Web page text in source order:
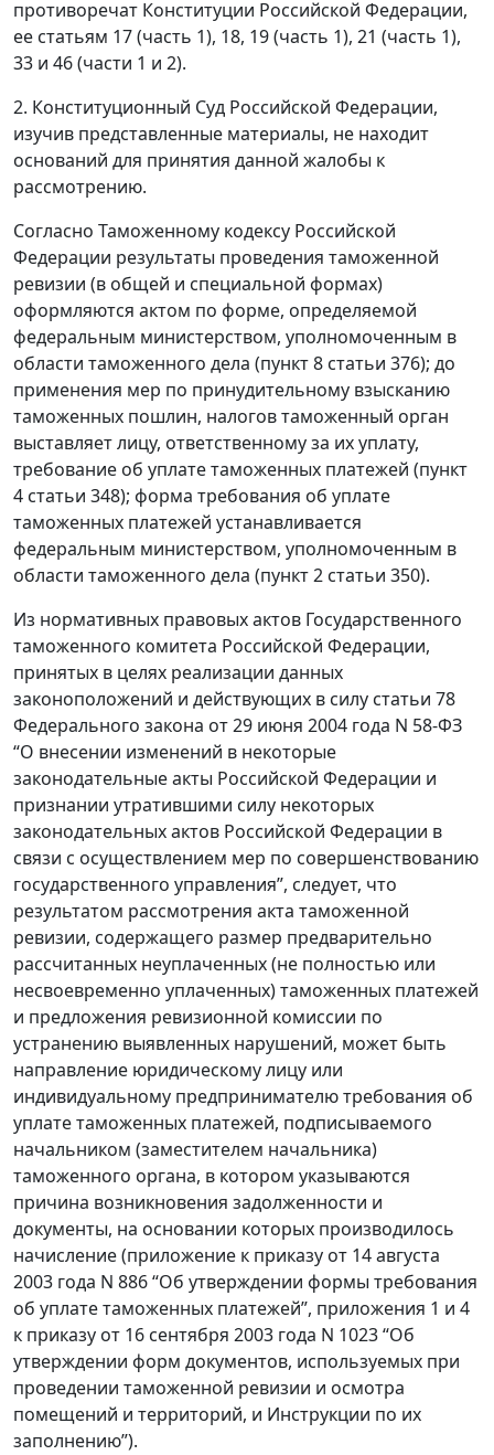
противоречат Конституции Российской Федерации,
ее статьям 17 (часть 1), 18, 19 (часть 1), 21 (часть 1),
33 и 46 (части 1 и 2).
2. Конституционный Суд Российской Федерации,
изучив представленные материалы, не находит
оснований для принятия данной жалобы к
рассмотрению.
Согласно Таможенному кодексу Российской
Федерации результаты проведения таможенной
ревизии (в общей и специальной формах)
оформляются актом по форме, определяемой
федеральным министерством, уполномоченным в
области таможенного дела (пункт 8 статьи 376); до
применения мер по принудительному взысканию
таможенных пошлин, налогов таможенный орган
выставляет лицу, ответственному за их уплату,
требование об уплате таможенных платежей (пункт
4 статьи 348); форма требования об уплате
таможенных платежей устанавливается
федеральным министерством, уполномоченным в
области таможенного дела (пункт 2 статьи 350).
Из нормативных правовых актов Государственного
таможенного комитета Российской Федерации,
принятых в целях реализации данных
законоположений и действующих в силу статьи 78
Федерального закона от 29 июня 2004 года N 58-ФЗ
“О внесении изменений в некоторые
законодательные акты Российской Федерации и
признании утратившими силу некоторых
законодательных актов Российской Федерации в
связи с осуществлением мер по совершенствованию
государственного управления”, следует, что
результатом рассмотрения акта таможенной
ревизии, содержащего размер предварительно
рассчитанных неуплаченных (не полностью или
несвоевременно уплаченных) таможенных платежей
и предложения ревизионной комиссии по
устранению выявленных нарушений, может быть
направление юридическому лицу или
индивидуальному предпринимателю требования об
уплате таможенных платежей, подписываемого
начальником (заместителем начальника)
таможенного органа, в котором указываются
причина возникновения задолженности и
документы, на основании которых производилось
начисление (приложение к приказу от 14 августа
2003 года N 886 “Об утверждении формы требования
об уплате таможенных платежей”, приложения 1 и 4
к приказу от 16 сентября 2003 года N 1023 “Об
утверждении форм документов, используемых при
проведении таможенной ревизии и осмотра
помещений и территорий, и Инструкции по их
заполнению”).